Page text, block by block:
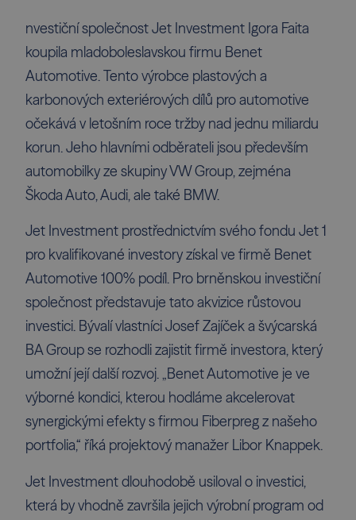
nvestiční společnost Jet Investment Igora Faita
koupila mladoboleslavskou firmu Benet
Automotive. Tento výrobce plastových a
karbonových exteriérových dílů pro automotive
očekává v letošním roce tržby nad jednu miliardu
korun. Jeho hlavními odběrateli jsou především
automobilky ze skupiny VW Group, zejména
Škoda Auto, Audi, ale také BMW.
Jet Investment prostřednictvím svého fondu Jet 1
pro kvalifikované investory získal ve firmě Benet
Automotive 100% podíl. Pro brněnskou investiční
společnost představuje tato akvizice růstovou
investici. Bývalí vlastníci Josef Zajíček a švýcarská
BA Group se rozhodli zajistit firmě investora, který
umožní její další rozvoj. „Benet Automotive je ve
výborné kondici, kterou hodláme akcelerovat
synergickými efekty s firmou Fiberpreg z našeho
portfolia,“ říká projektový manažer Libor Knappek.
Jet Investment dlouhodobě usiloval o investici,
která by vhodně završila jejich výrobní program od